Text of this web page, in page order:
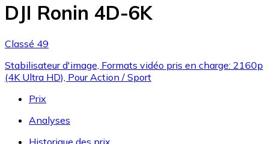
DJI Ronin 4D-6K
Classé 49
Stabilisateur d'image, Formats vidéo pris en charge: 2160p
(4K Ultra HD), Pour Action / Sport
Prix
Analyses
Historique des prix